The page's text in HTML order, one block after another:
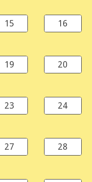
15 16
19 20
23 24
27 28